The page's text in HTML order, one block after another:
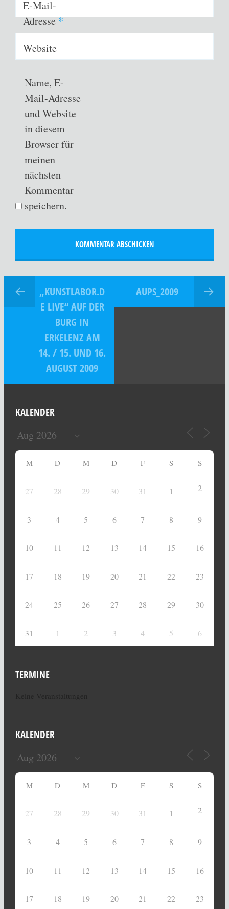
E-Mail-
Adresse*
Website
Name, E-
Mail-Adresse
und Website
in diesem
Browser für
meinen
nächsten
Kommentar
speichern.
„KUNSTLABOR.D
E LIVE“ AUF DER
BURG IN
ERKELENZ AM
14. / 15. UND 16.
AUGUST 2009
AUPS_2009
KALENDER
M D M D F S S
27 28 29 30 31 1 2
3 4 5 6 7 8 9
10 11 12 13 14 15 16
17 18 19 20 21 22 23
24 25 26 27 28 29 30
31 1 2 3 4 5 6
TERMINE
KALENDER
M D M D F S S
27 28 29 30 31 1 2
3 4 5 6 7 8 9
10 11 12 13 14 15 16
17 18 19 20 21 22 23